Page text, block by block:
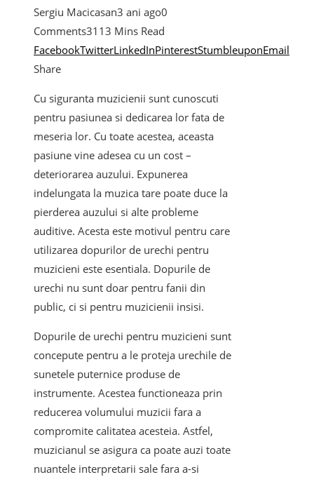
Sergiu Macicasan3 ani ago0
Comments3113 Mins Read
FacebookTwitterLinkedInPinterestStumbleuponEmail
Share
Cu siguranta muzicienii sunt cunoscuti
pentru pasiunea si dedicarea lor fata de
meseria lor. Cu toate acestea, aceasta
pasiune vine adesea cu un cost –
deteriorarea auzului. Expunerea
indelungata la muzica tare poate duce la
pierderea auzului si alte probleme
auditive. Acesta este motivul pentru care
utilizarea dopurilor de urechi pentru
muzicieni este esentiala. Dopurile de
urechi nu sunt doar pentru fanii din
public, ci si pentru muzicienii insisi.
Dopurile de urechi pentru muzicieni sunt
concepute pentru a le proteja urechile de
sunetele puternice produse de
instrumente. Acestea functioneaza prin
reducerea volumului muzicii fara a
compromite calitatea acesteia. Astfel,
muzicianul se asigura ca poate auzi toate
nuantele interpretarii sale fara a-si